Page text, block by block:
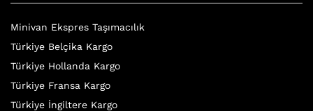
Minivan Ekspres Taşımacılık
Türkiye Belçika Kargo
Türkiye Hollanda Kargo
Türkiye Fransa Kargo
Türkiye İngiltere Kargo